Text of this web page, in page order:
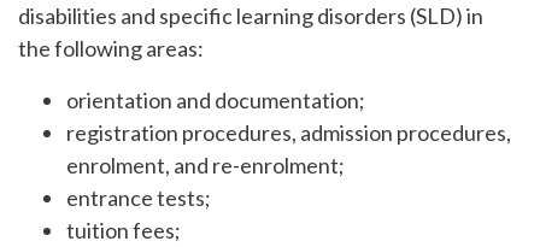
disabilities and specific learning disorders (SLD) in
the following areas:
orientation and documentation;
registration procedures, admission procedures,
enrolment, and re-enrolment;
entrance tests;
tuition fees;